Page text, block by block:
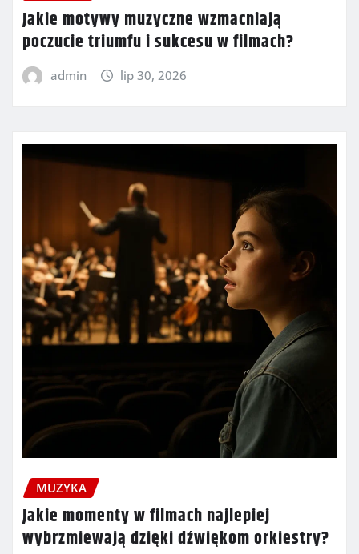
Jakie motywy muzyczne wzmacniają
poczucie triumfu i sukcesu w filmach?
admin lip 30, 2026
MUZYKA
Jakie momenty w filmach najlepiej
wybrzmiewają dzięki dźwiękom orkiestry?